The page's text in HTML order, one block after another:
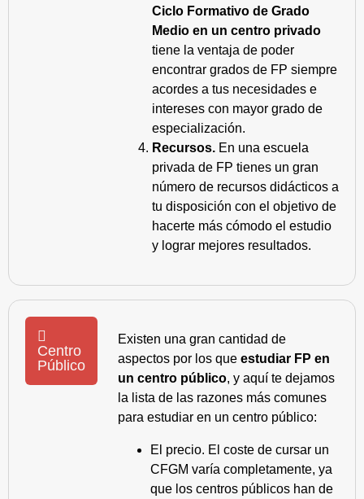
Ciclo Formativo de Grado
Medio en un centro privado
tiene la ventaja de poder
encontrar grados de FP siempre
acordes a tus necesidades e
intereses con mayor grado de
especialización.
Recursos. En una escuela
privada de FP tienes un gran
número de recursos didácticos a
tu disposición con el objetivo de
hacerte más cómodo el estudio
y lograr mejores resultados.
Centro
Público
Existen una gran cantidad de
aspectos por los que estudiar FP en
un centro público, y aquí te dejamos
la lista de las razones más comunes
para estudiar en un centro público:
El precio. El coste de cursar un
CFGM varía completamente, ya
que los centros públicos han de